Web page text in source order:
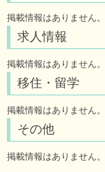
掲載情報はありません。
求人情報
掲載情報はありません。
移住・留学
掲載情報はありません。
その他
掲載情報はありません。